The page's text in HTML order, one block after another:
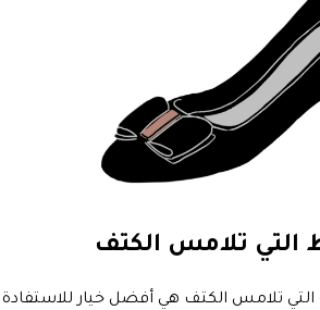
التي تلامس الكتف هي أفضل خيار للاستفادة